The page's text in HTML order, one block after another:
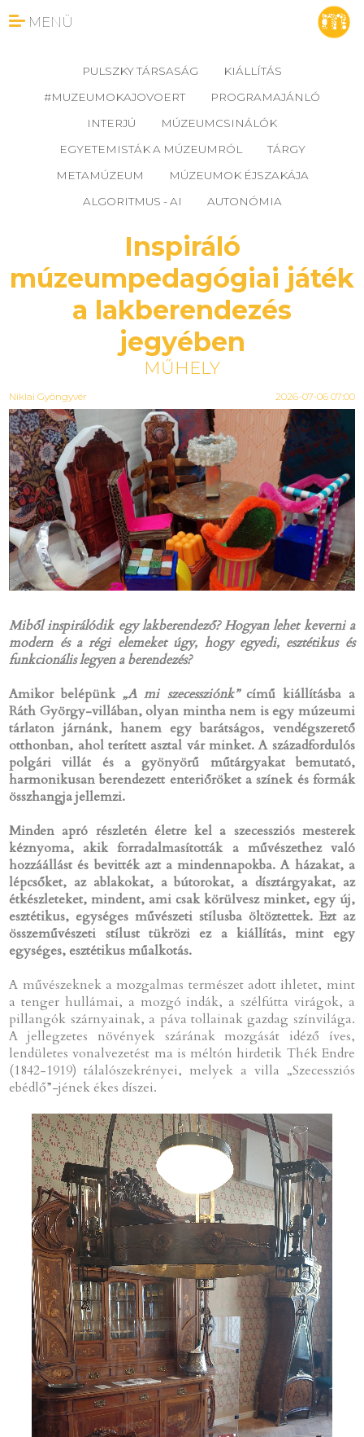
MENÜ
PULSZKY TÁRSASÁG
KIÁLLÍTÁS
#MUZEUMOKAJOVOERT
PROGRAMAJÁNLÓ
INTERJÚ
MÚZEUMCSINÁLÓK
EGYETEMISTÁK A MÚZEUMRÓL
TÁRGY
METAMÚZEUM
MÚZEUMOK ÉJSZAKÁJA
ALGORITMUS - AI
AUTONÓMIA
Inspiráló
múzeumpedagógiai játék
a lakberendezés
jegyében
MŰHELY
Niklai Gyöngyvér 2026-07-06 07:00
Miből inspirálódik egy lakberendező? Hogyan lehet keverni a
modern és a régi elemeket úgy, hogy egyedi, esztétikus és
funkcionális legyen a berendezés?
Amikor belépünk„A mi szecessziónk”című kiállításba a
Ráth György-villában, olyan mintha nem is egy múzeumi
tárlaton járnánk, hanem egy barátságos, vendégszerető
otthonban, ahol terített asztal vár minket. A századfordulós
polgári villát és a gyönyörű műtárgyakat bemutató,
harmonikusan berendezett enteriőröket a színek és formák
összhangja jellemzi.
Minden apró részletén életre kel a szecessziós mesterek
kéznyoma, akik forradalmasították a művészethez való
hozzáállást és bevitték azt a mindennapokba. A házakat, a
lépcsőket, az ablakokat, a bútorokat, a dísztárgyakat, az
étkészleteket, mindent, ami csak körülvesz minket, egy új,
esztétikus, egységes művészeti stílusba öltöztettek. Ezt az
összeművészeti stílust tükrözi ez a kiállítás, mint egy
egységes, esztétikus műalkotás.
A művészeknek a mozgalmas természet adott ihletet, mint
a tenger hullámai, a mozgó indák, a szélfútta virágok, a
pillangók szárnyainak, a páva tollainak gazdag színvilága.
A jellegzetes növények szárának mozgását idéző íves,
lendületes vonalvezetést ma is méltón hirdetik Thék Endre
(1842-1919) tálalószekrényei, melyek a villa „Szecessziós
ebédlő”-jének ékes díszei.